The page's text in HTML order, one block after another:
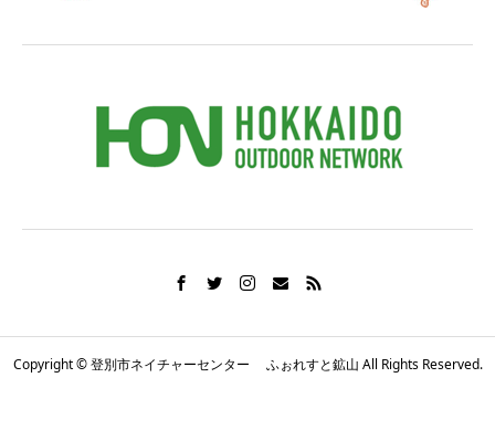
Copyright © 登別市ネイチャーセンター ふぉれすと鉱山 All Rights Reserved.